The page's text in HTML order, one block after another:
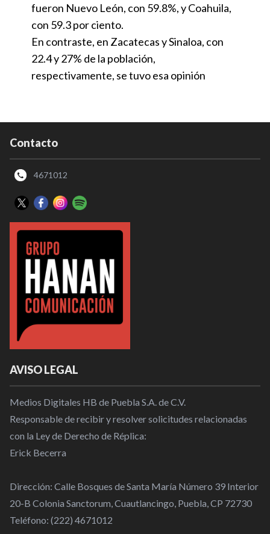
fueron Nuevo León, con 59.8%, y Coahuila,
con 59.3 por ciento.
En contraste, en Zacatecas y Sinaloa, con
22.4 y 27% de la población,
respectivamente, se tuvo esa opinión
Contacto
4671012
AVISO LEGAL
Medios Digitales HB de Puebla S.A. de C.V.
Responsable de recibir y resolver solicitudes relacionadas
con la Ley de Derecho de Réplica:
Erick Becerra
Dirección: Calle Bosques de Santa María Número 39 Interior
20-B Colonia Sanctorum, Cuautlancingo, Puebla, CP 72730
Teléfono: (222) 4671012